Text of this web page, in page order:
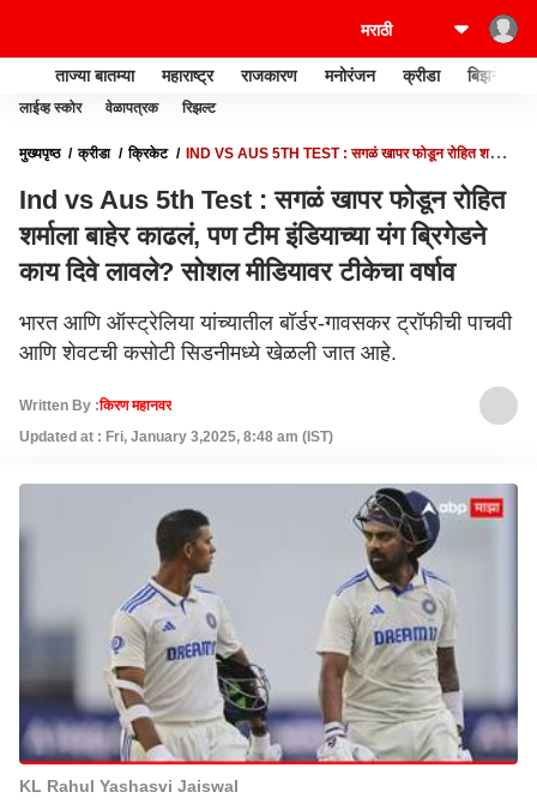
ताज्या बातम्या महाराष्ट्र राजकारण मनोरंजन क्रीडा बिझनेस
लाईव्ह स्कोर वेळापत्रक रिझल्ट
मुख्यपृष्ठ क्रीडा क्रिकेट
IND VS AUS 5TH TEST : सगळं खापर फोडून रोहित शर्माला
Ind vs Aus 5th Test : सगळं खापर फोडून रोहित
शर्माला बाहेर काढलं, पण टीम इंडियाच्या यंग ब्रिगेडने
काय दिवे लावले? सोशल मीडियावर टीकेचा वर्षाव
भारत आणि ऑस्ट्रेलिया यांच्यातील बॉर्डर-गावसकर ट्रॉफीची पाचवी
आणि शेवटची कसोटी सिडनीमध्ये खेळली जात आहे.
Written By :किरण महानवर
Updated at : Fri, January 3,2025, 8:48 am (IST)
KL Rahul Yashasvi Jaiswal